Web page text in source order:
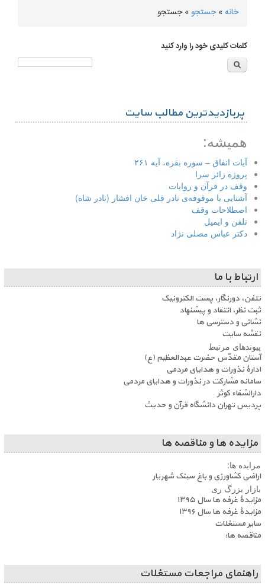
شما اینجا هستید
خانه»جستجو» جستجو
کلمات کلیدی خود را وارد کنید
پربازدیدترین مطالب سایت
همیشه:
آیات انفاق – سوره بقره، آیه ۲۶۱
پروژه زائر سرا
وقف در قرآن و روایات
آشنایی با موقوفه‌ی نادر قلی خان افشار (نادر شاه)
اصطلاحات وقف
تلفن و ایمیل
دکتر عباس مصلی نژاد
ارتباط با ما
تلفن، دورنگار، پست الکترونیک
ثبت نظر، انتقاد و پیشنهاد
نشانی و دسترسی ها
نقشه سایت
پیوندهای مرتبط
آستان مقدّس حضرت عبدالعظیم (ع)
ادارۀ نذورات و هدایای مردمی
سامانه مشارکت در نذورات و هدایای مردمی
دارالشفاء کوثر
پردیس تهران دانشگاه قرآن و حدیث
مزایده ها و مناقصه ها
مزایده ها:
اراضی کشاورزی و باغ سینک شهریار
بازار بزرگ ری
مزایدۀ غرفه ها سال ۱۳۹۵
مزایدۀ غرفه ها سال ۱۳۹۶
سایر مستغلات
مناقصه ها:
راهنمای مراجعات مستغلات